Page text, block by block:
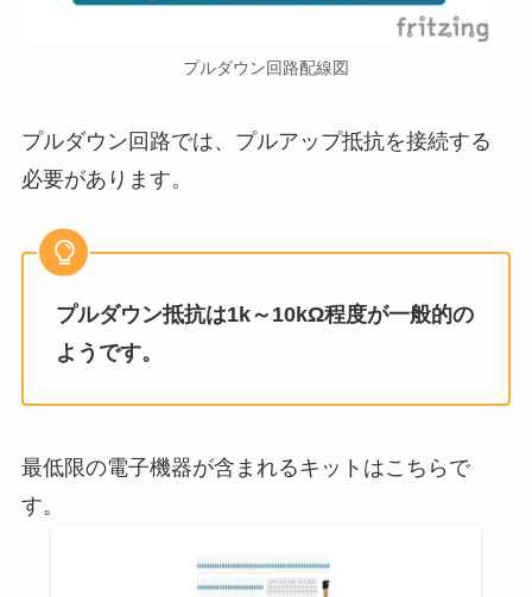
プルダウン回路配線図
プルダウン回路では、プルアップ抵抗を接続する
必要があります。
プルダウン抵抗は1k～10kΩ程度が一般的の
ようです。
最低限の電子機器が含まれるキットはこちらで
す。